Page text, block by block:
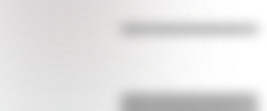
La gran hazaña del Cruce de los